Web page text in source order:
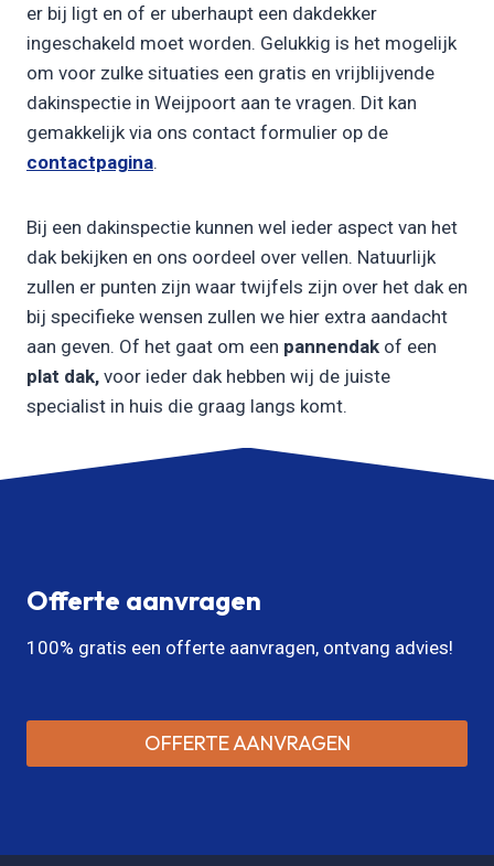
er bij ligt en of er uberhaupt een dakdekker
ingeschakeld moet worden. Gelukkig is het mogelijk
om voor zulke situaties een gratis en vrijblijvende
dakinspectie in Weijpoort aan te vragen. Dit kan
gemakkelijk via ons contact formulier op de
contactpagina.
Bij een dakinspectie kunnen wel ieder aspect van het
dak bekijken en ons oordeel over vellen. Natuurlijk
zullen er punten zijn waar twijfels zijn over het dak en
bij specifieke wensen zullen we hier extra aandacht
aan geven. Of het gaat om een pannendak of een
plat dak, voor ieder dak hebben wij de juiste
specialist in huis die graag langs komt.
Offerte aanvragen
100% gratis een offerte aanvragen, ontvang advies!
OFFERTE AANVRAGEN